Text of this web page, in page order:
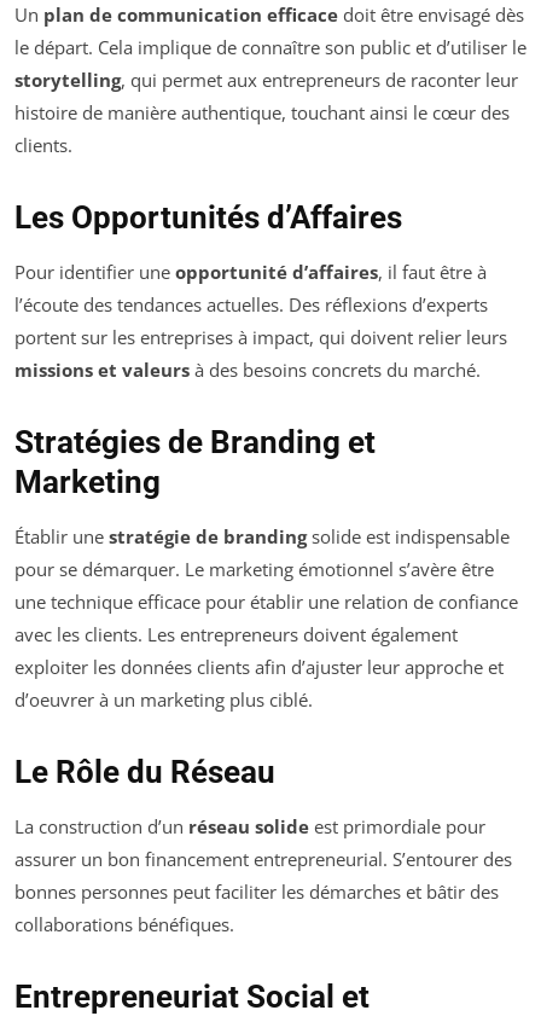
Un plan de communication efficace doit être envisagé dès
le départ. Cela implique de connaître son public et d’utiliser le
storytelling, qui permet aux entrepreneurs de raconter leur
histoire de manière authentique, touchant ainsi le cœur des
clients.
Les Opportunités d’Affaires
Pour identifier une opportunité d’affaires, il faut être à
l’écoute des tendances actuelles. Des réflexions d’experts
portent sur les entreprises à impact, qui doivent relier leurs
missions et valeurs à des besoins concrets du marché.
Stratégies de Branding et
Marketing
Établir une stratégie de brandingsolide est indispensable
pour se démarquer. Le marketing émotionnel s’avère être
une technique efficace pour établir une relation de confiance
avec les clients. Les entrepreneurs doivent également
exploiter les données clients afin d’ajuster leur approche et
d’oeuvrer à un marketing plus ciblé.
Le Rôle du Réseau
La construction d’un réseau solide est primordiale pour
assurer un bon financement entrepreneurial. S’entourer des
bonnes personnes peut faciliter les démarches et bâtir des
collaborations bénéfiques.
Entrepreneuriat Social et